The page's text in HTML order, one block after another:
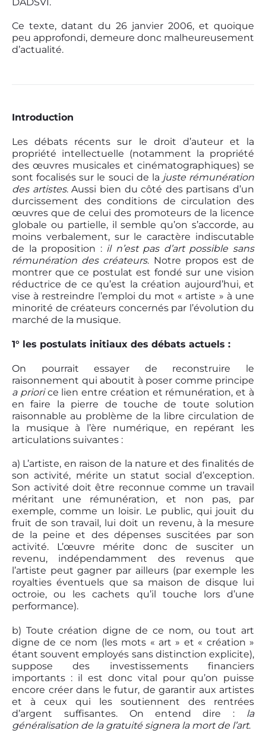
Ce texte, datant du 26 janvier 2006, et quoique
peu approfondi, demeure donc malheureusement
d’actualité.
Introduction
Les débats récents sur le droit d’auteur et la
propriété intellectuelle (notamment la propriété
des œuvres musicales et cinématographiques) se
sont focalisés sur le souci de la juste rémunération
des artistes. Aussi bien du côté des partisans d’un
durcissement des conditions de circulation des
œuvres que de celui des promoteurs de la licence
globale ou partielle, il semble qu’on s’accorde, au
moins verbalement, sur le caractère indiscutable
de la proposition : il n’est pas d’art possible sans
rémunération des créateurs. Notre propos est de
montrer que ce postulat est fondé sur une vision
réductrice de ce qu’est la création aujourd’hui, et
vise à restreindre l’emploi du mot « artiste » à une
minorité de créateurs concernés par l’évolution du
marché de la musique.
1° les postulats initiaux des débats actuels :
On pourrait essayer de reconstruire le
raisonnement qui aboutit à poser comme principe
a priorice lien entre création et rémunération, et à
en faire la pierre de touche de toute solution
raisonnable au problème de la libre circulation de
la musique à l’ère numérique, en repérant les
articulations suivantes :
a) L’artiste, en raison de la nature et des finalités de
son activité, mérite un statut social d’exception.
Son activité doit être reconnue comme un travail
méritant une rémunération, et non pas, par
exemple, comme un loisir. Le public, qui jouit du
fruit de son travail, lui doit un revenu, à la mesure
de la peine et des dépenses suscitées par son
activité. L’œuvre mérite donc de susciter un
revenu, indépendamment des revenus que
l’artiste peut gagner par ailleurs (par exemple les
royalties éventuels que sa maison de disque lui
octroie, ou les cachets qu’il touche lors d’une
performance).
b) Toute création digne de ce nom, ou tout art
digne de ce nom (les mots « art » et « création »
étant souvent employés sans distinction explicite),
suppose des investissements financiers
importants : il est donc vital pour qu’on puisse
encore créer dans le futur, de garantir aux artistes
et à ceux qui les soutiennent des rentrées
d’argent suffisantes. On entend dire : la
généralisation de la gratuité signera la mort de l’art.